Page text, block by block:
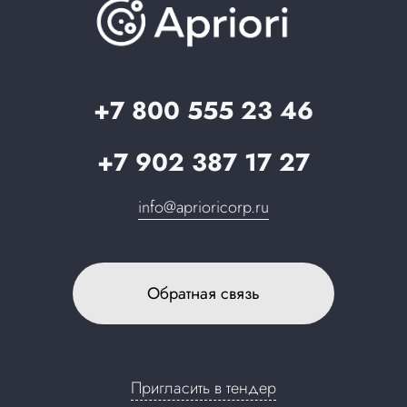
+7 800 555 23 46
+7 902 387 17 27
info@aprioricorp.ru
Обратная связь
Пригласить в тендер
Вопрос-ответ
Запрос в поддержку